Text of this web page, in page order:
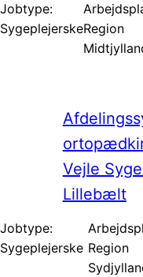
Jobtype:
SygeplejerskeRegion
Vejle
Lillebælt
Jobtype:
Sygeplejerske Region